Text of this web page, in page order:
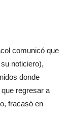
comunicó que
noticiero),
donde
regresar a
fracasó en